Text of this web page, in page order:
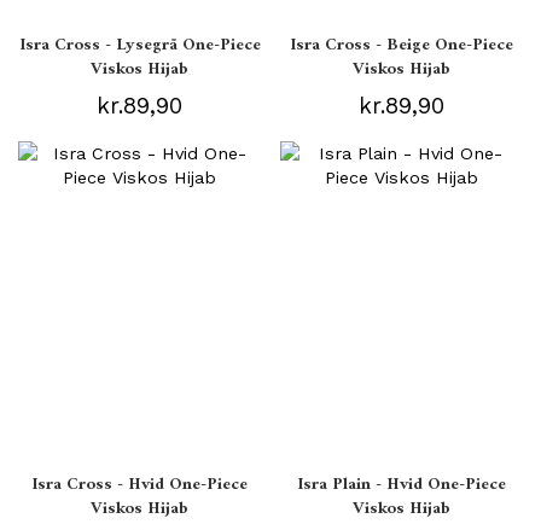
Isra Cross - Lysegrå One-Piece
Viskos Hijab
kr.89,90
Isra Cross - Beige One-Piece
Viskos Hijab
kr.89,90
Isra Cross - Hvid One-Piece
Viskos Hijab
Isra Plain - Hvid One-Piece
Viskos Hijab